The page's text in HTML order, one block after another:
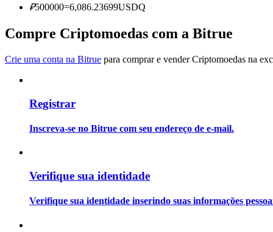
Informação
Análise de big data, incluindo informações comerciais, etc.
₽500000=6,086.23699USDQ
Compre Criptomoedas com a Bitrue
Crie uma conta na Bitrue para comprar e vender Criptomoedas na
Registrar
Inscreva-se no Bitrue com seu endereço de e-mail.
Verifique sua identidade
Verifique sua identidade inserindo suas informações